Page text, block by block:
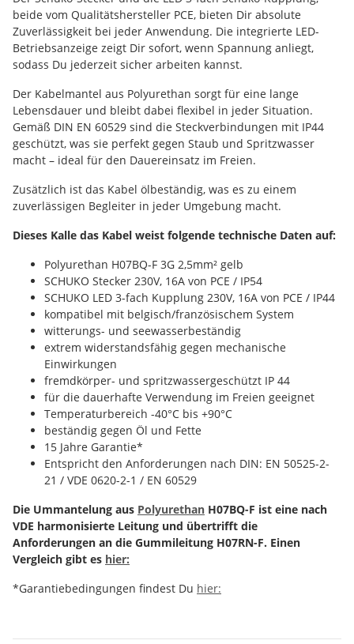
beide vom Qualitätshersteller PCE, bieten Dir absolute
Zuverlässigkeit bei jeder Anwendung. Die integrierte LED-
Betriebsanzeige zeigt Dir sofort, wenn Spannung anliegt,
sodass Du jederzeit sicher arbeiten kannst.
Der Kabelmantel aus Polyurethan sorgt für eine lange
Lebensdauer und bleibt dabei flexibel in jeder Situation.
Gemäß DIN EN 60529 sind die Steckverbindungen mit IP44
geschützt, was sie perfekt gegen Staub und Spritzwasser
macht – ideal für den Dauereinsatz im Freien.
Zusätzlich ist das Kabel ölbeständig, was es zu einem
zuverlässigen Begleiter in jeder Umgebung macht.
Dieses Kalle das Kabel weist folgende technische Daten auf:
Polyurethan H07BQ-F 3G 2,5mm² gelb
SCHUKO Stecker 230V, 16A von PCE / IP54
SCHUKO LED 3-fach Kupplung 230V, 16A von PCE / IP44
kompatibel mit belgisch/französischem System
witterungs- und seewasserbeständig
extrem widerstandsfähig gegen mechanische
Einwirkungen
fremdkörper- und spritzwassergeschützt IP 44
für die dauerhafte Verwendung im Freien geeignet
Temperaturbereich -40°C bis +90°C
beständig gegen Öl und Fette
15 Jahre Garantie*
Entspricht den Anforderungen nach DIN: EN 50525-2-
21 / VDE 0620-2-1 / EN 60529
Die Ummantelung aus Polyurethan H07BQ-F ist eine nach
VDE harmonisierte Leitung und übertrifft die
Anforderungen an die Gummileitung H07RN-F. Einen
Vergleich gibt es hier:
*Garantiebedingungen findest Du hier: